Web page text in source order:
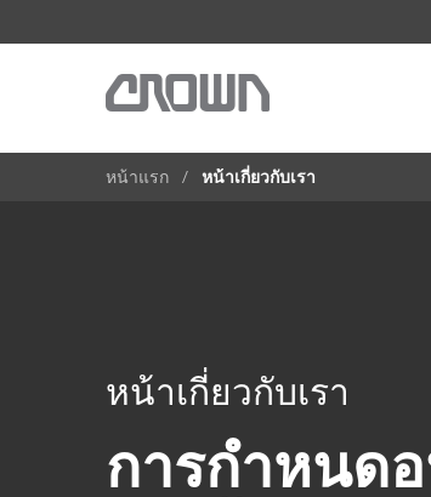
หน้าแรก หน้าเกี่ยวกับเรา
หน้าเกี่ยวกับเรา
การกำหนด